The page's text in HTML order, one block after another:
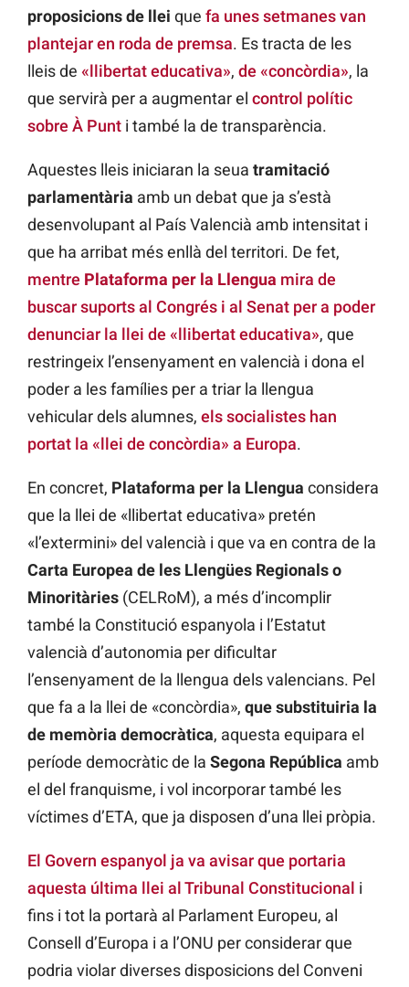
proposicions de llei que fa unes setmanes van
plantejar en roda de premsa. Es tracta de les
lleis de «llibertat educativa», de «concòrdia», la
que servirà per a augmentar el control polític
sobre À Punt i també la de transparència.
Aquestes lleis iniciaran la seua tramitació
parlamentària amb un debat que ja s’està
desenvolupant al País Valencià amb intensitat i
que ha arribat més enllà del territori. De fet,
mentre Plataforma per la Llengua mira de
buscar suports al Congrés i al Senat per a poder
denunciar la llei de «llibertat educativa», que
restringeix l’ensenyament en valencià i dona el
poder a les famílies per a triar la llengua
vehicular dels alumnes, els socialistes han
portat la «llei de concòrdia» a Europa.
En concret, Plataforma per la Llengua considera
que la llei de «llibertat educativa» pretén
«l’extermini» del valencià i que va en contra de la
Carta Europea de les Llengües Regionals o
Minoritàries (CELRoM), a més d’incomplir
també la Constitució espanyola i l’Estatut
valencià d’autonomia per dificultar
l’ensenyament de la llengua dels valencians. Pel
que fa a la llei de «concòrdia», que substituiria la
de memòria democràtica, aquesta equipara el
període democràtic de la Segona República amb
el del franquisme, i vol incorporar també les
víctimes d’ETA, que ja disposen d’una llei pròpia.
El Govern espanyol ja va avisar que portaria
aquesta última llei al Tribunal Constitucional i
fins i tot la portarà al Parlament Europeu, al
Consell d’Europa i a l’ONU per considerar que
podria violar diverses disposicions del Conveni